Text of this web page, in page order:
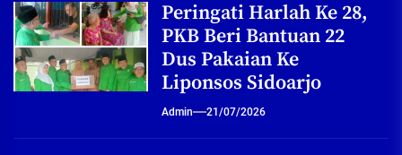
Peringati Harlah Ke 28,
PKB Beri Bantuan 22
Dus Pakaian Ke
Liponsos Sidoarjo
Admin 21/07/2026